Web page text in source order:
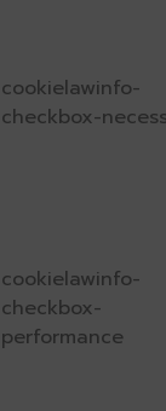
cookielawinfo-
checkbox-
cookielawinfo-
checkbox-
performance